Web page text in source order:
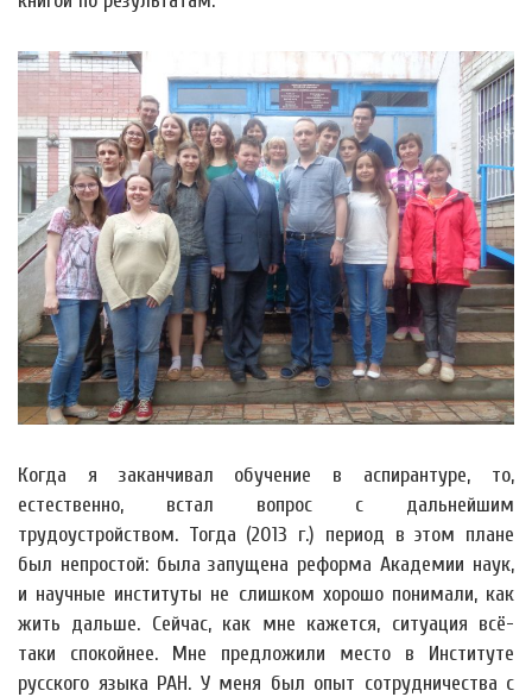
Когда я заканчивал обучение в аспирантуре, то,
естественно, встал вопрос с дальнейшим
трудоустройством. Тогда (2013 г.) период в этом плане
был непростой: была запущена реформа Академии наук,
и научные институты не слишком хорошо понимали, как
жить дальше. Сейчас, как мне кажется, ситуация всё-
таки спокойнее. Мне предложили место в Институте
русского языка РАН. У меня был опыт сотрудничества с